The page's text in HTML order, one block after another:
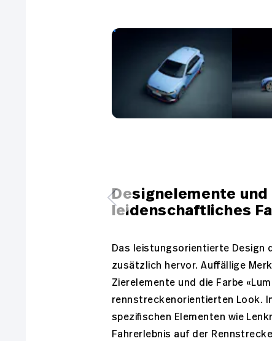
Designelemente
leidenschaftliches
Das leistungsorientierte Design
zusätzlich hervor. Auffällige
Zierelemente und die Farbe
rennstreckenorientierten Look.
spezifischen Elementen wie
Fahrerlebnis auf der